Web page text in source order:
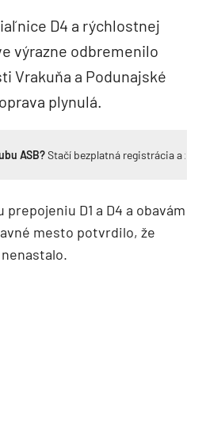
D4 a rýchlostnej
výrazne odbremenilo
Vrakuňa a Podunajské
plynulá.
ASB?Stačí bezplatná registrácia a
D1 a D4 a obavám
mesto potvrdilo, že